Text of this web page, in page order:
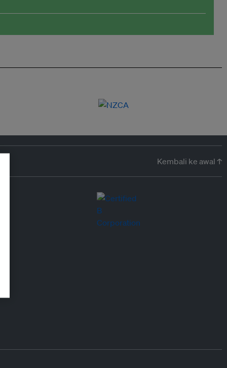
Kembali ke awal ↑